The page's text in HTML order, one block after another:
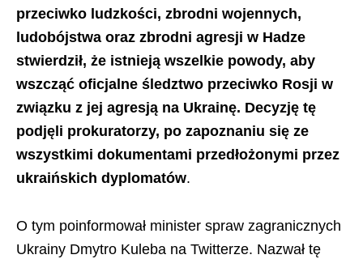
przeciwko ludzkości, zbrodni wojennych,
ludobójstwa oraz zbrodni agresji w Hadze
stwierdził, że istnieją wszelkie powody, aby
wszcząć oficjalne śledztwo przeciwko Rosji w
związku z jej agresją na Ukrainę. Decyzję tę
podjęli prokuratorzy, po zapoznaniu się ze
wszystkimi dokumentami przedłożonymi przez
ukraińskich dyplomatów.
O tym poinformował minister spraw zagranicznych
Ukrainy Dmytro Kuleba na Twitterze. Nazwał tę